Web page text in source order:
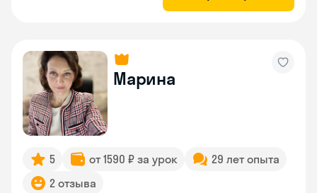
Марина
5 от 1590 ₽ за урок
29 лет опыта
2 отзыва